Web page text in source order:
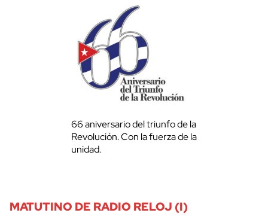
66 aniversario del triunfo de la
Revolución. Con la fuerza de la
unidad.
MATUTINO DE RADIO RELOJ (I)